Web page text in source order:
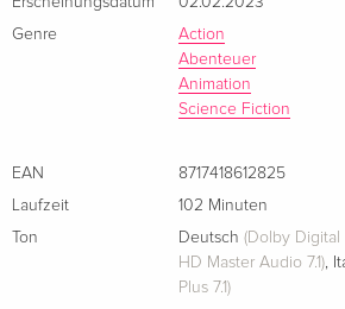
sondern auch seine Überzeugungen
Genre
Action
Abenteuer
Animation
Science Fiction
EAN
8717418612825
Laufzeit
102 Minuten
Ton
Deutsch (Dolby Digital
HD Master Audio 7.1),
Plus 7.1)